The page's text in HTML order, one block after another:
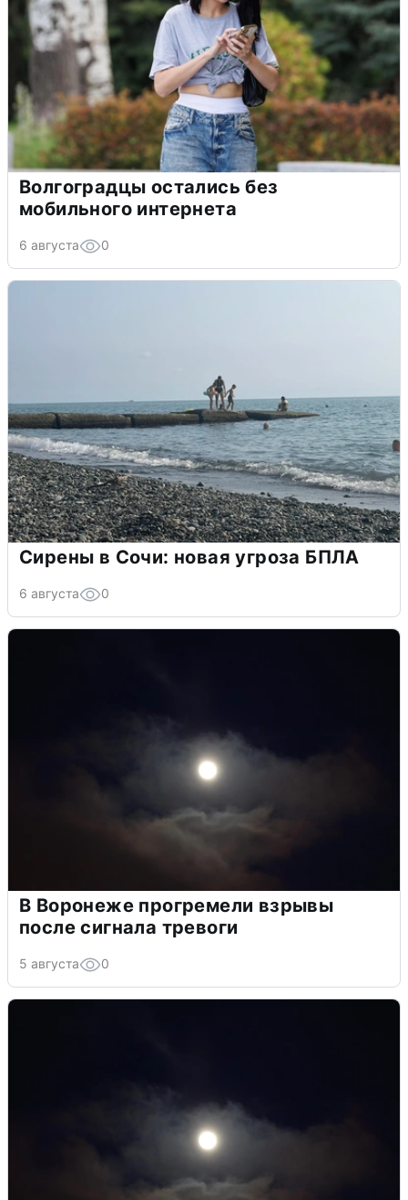
Волгоградцы остались без
мобильного интернета
6 августа 0
Сирены в Сочи: новая угроза БПЛА
6 августа 0
В Воронеже прогремели взрывы
после сигнала тревоги
5 августа 0